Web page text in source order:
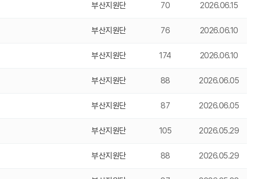
부산지원단 70 2026.06.15
부산지원단 76 2026.06.10
부산지원단 174 2026.06.10
부산지원단 88 2026.06.05
부산지원단 87 2026.06.05
부산지원단 105 2026.05.29
부산지원단 88 2026.05.29